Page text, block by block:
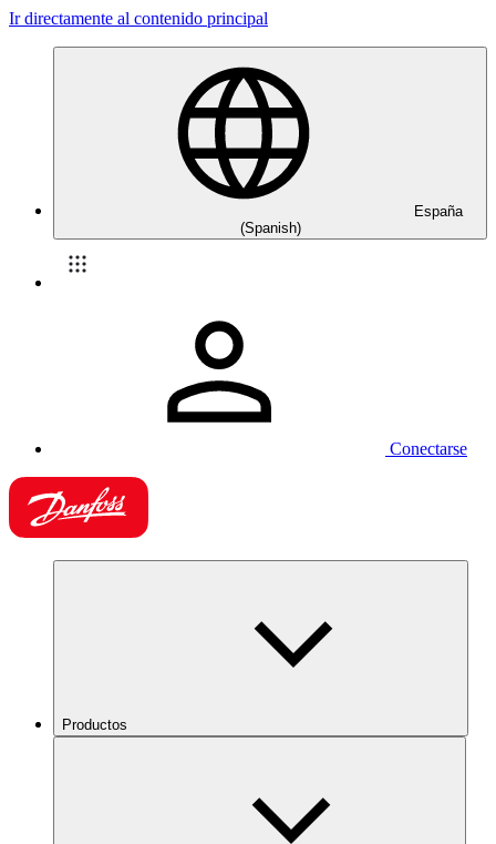
Ir directamente al contenido principal
España
(Spanish)
Conectarse
Productos